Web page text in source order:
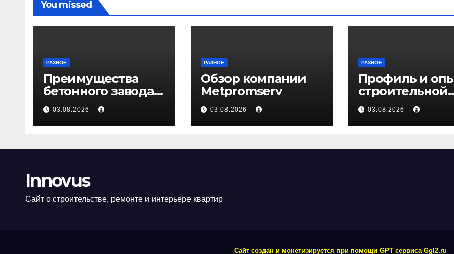
You missed
РАЗНОЕ
Преимущества
бетонного завода
ПКФ «Тибет» в
Волгограде и
Волжском
03.08.2026
РАЗНОЕ
Обзор компании
Metpromserv
03.08.2026
РАЗНОЕ
Профиль и
строительной
компании
03.08.2026
Innovus
Сайт о строительстве, ремонте и интерьере квартир
Сайт создан и монетизируется при помощи GPT сервиса Ggl2.ru